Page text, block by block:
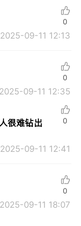
2025-09-11 12:13
0
2025-09-11 12:35
0
很难钻出
2025-09-11 12:41
0
2025-09-11 18:07
0